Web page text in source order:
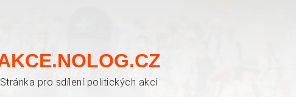
Stránka pro sdílení politických akcí